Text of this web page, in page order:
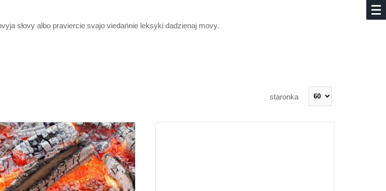
słovy albo praviercie svajo viedańnie leksyki dadzienaj movy.
staronka